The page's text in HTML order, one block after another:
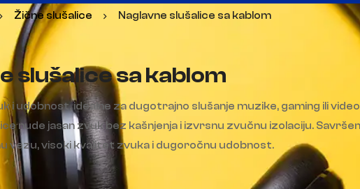
Žične slušalice Naglavne slušalice sa kablom
slušalice sa kablom
i udobnost, idealne za dugotrajno slušanje muzike, gaming ili
nude jasan zvuk bez kašnjenja i izvrsnu zvučnu izolaciju.
vezu, visoki kvalitet zvuka i dugoročnu udobnost.